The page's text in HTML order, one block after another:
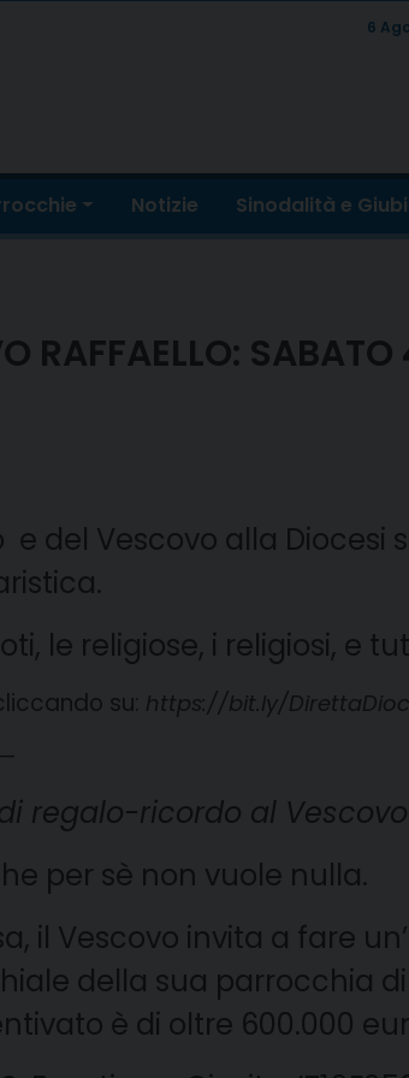
6
Notizie Sinodalità e
RAFFAELLO: SABATO
del Vescovo alla Diocesi
le religiose, i religiosi, e
su: https://bit.ly/
regalo-ricordo al
per sè non vuole nulla.
il Vescovo invita a fare
della sua parrocchia di
è di oltre 600.000